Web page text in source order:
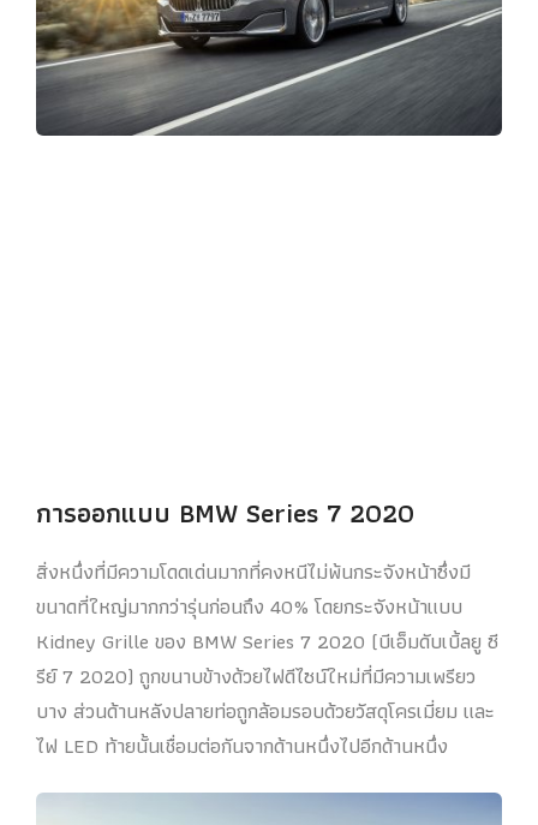
การออกแบบ BMW Series 7 2020
สิ่งหนึ่งที่มีความโดดเด่นมากที่คงหนีไม่พ้นกระจังหน้าซึ่งมี
ขนาดที่ใหญ่มากกว่ารุ่นก่อนถึง 40% โดยกระจังหน้าแบบ
Kidney Grille ของ BMW Series 7 2020 (บีเอ็มดับเบิ้ลยู ซี
รีย์ 7 2020) ถูกขนาบข้างด้วยไฟดีไซน์ใหม่ที่มีความเพรียว
บาง ส่วนด้านหลังปลายท่อถูกล้อมรอบด้วยวัสดุโครเมี่ยม และ
ไฟ LED ท้ายนั้นเชื่อมต่อกันจากด้านหนึ่งไปอีกด้านหนึ่ง